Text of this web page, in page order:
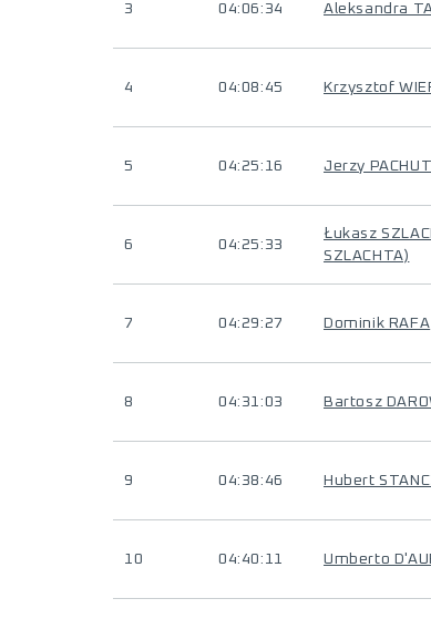
3 04:06:34 Aleksandra
4 04:08:45 Krzysztof
5 04:25:16 Jerzy PACHUT
6 04:25:33
Łukasz
SZLACHTA)
7 04:29:27 Dominik RAFA
8 04:31:03 Bartosz
9 04:38:46 Hubert
10 04:40:11 Umberto